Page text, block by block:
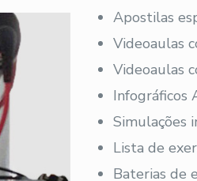
Apostilas
Videoaulas
Videoaulas
Infográficos
Simulações
Lista de
Baterias de